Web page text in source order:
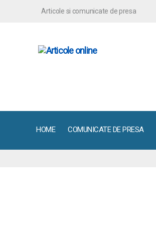
Articole si comunicate de presa
HOME COMUNICATE DE PRESA